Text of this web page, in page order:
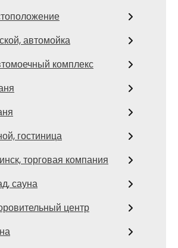
автомойка
комплекс
гостиница
торговая компания
сауна
центр